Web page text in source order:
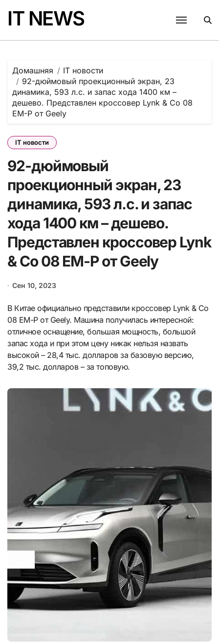
содержанию
IT NEWS
Домашняя
IT новости
92-дюймовый проекционный экран, 23
динамика, 593 л.с. и запас хода 1400 км –
дешево. Представлен кроссовер Lynk & Co 08
EM-P от Geely
IT новости
92-дюймовый
проекционный экран, 23
динамика, 593 л.с. и запас
хода 1400 км – дешево.
Представлен кроссовер Lynk
& Co 08 EM-P от Geely
Сен 10, 2023
В Китае официально представили кроссовер Lynk & Co
08 EM-P от Geely. Машина получилась интересной:
отличное оснащение, большая мощность, большой
запас хода и при этом цену никак нельзя назвать
высокой – 28,4 тыс. долларов за базовую версию,
39,2 тыс. долларов – за топовую.